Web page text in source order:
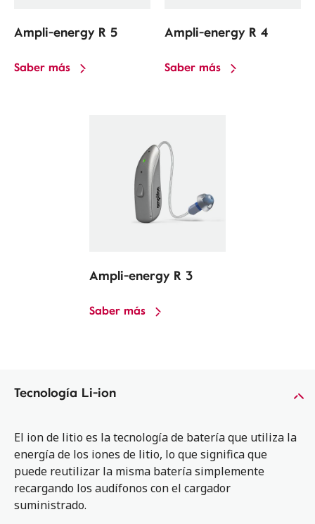
Ampli-energy R 5
Saber más
Ampli-energy R 4
Saber más
Ampli-energy R 3
Saber más
Tecnología Li-ion
El ion de litio es la tecnología de batería que utiliza la
energía de los iones de litio, lo que significa que
puede reutilizar la misma batería simplemente
recargando los audífonos con el cargador
suministrado.